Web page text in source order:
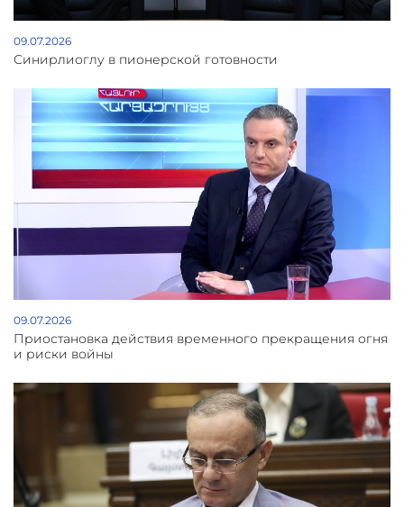
09.07.2026
Синирлиоглу в пионерской готовности
09.07.2026
Приостановка действия временного прекращения огня
и риски войны